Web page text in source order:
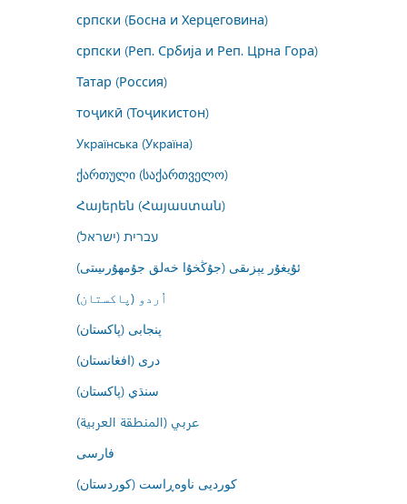
српски (Босна и Херцеговина)
српски (Реп. Србија и Реп. Црна Гора)
Татар (Россия)
тоҷикӣ (Тоҷикистон)
Українська (Україна)
ქართული (საქართველო)
Հայերեն (Հայաստան)
עברית (ישראל)
ئۇيغۇر يېزىقى (جۇڭخۇا خەلق جۇمھۇرىيىتى)
اُردو (پاکستان)
پنجابی (پاکستان)
درى (افغانستان)
سنڌي (پاکستان)
عربي (المنطقة العربية)
فارسى
کوردیی ناوەڕاست (کوردستان)